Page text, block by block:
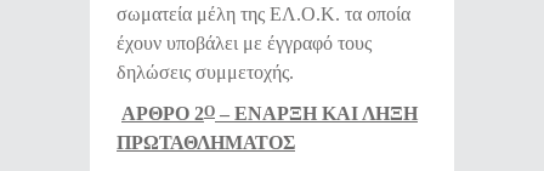
σωματεία μέλη της ΕΛ.Ο.Κ. τα οποία
έχουν υποβάλει με έγγραφό τους
δηλώσεις συμμετοχής.
ΑΡΘΡΟ 2Ο – ΕΝΑΡΞΗ ΚΑΙ ΛΗΞΗ
ΠΡΩΤΑΘΛΗΜΑΤΟΣ